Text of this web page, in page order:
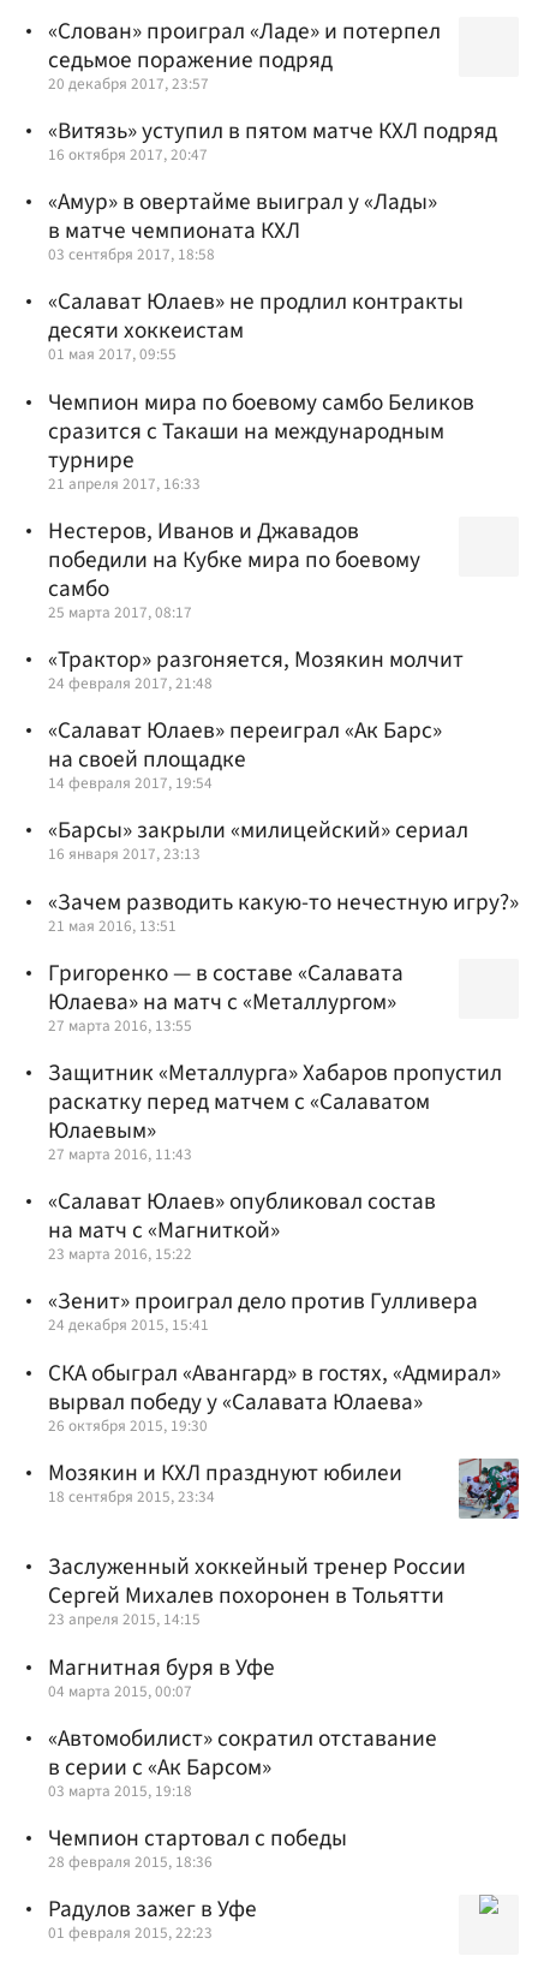
«Слован» проиграл «Ладе» и потерпел
седьмое поражение подряд
20 декабря 2017, 23:57
«Витязь» уступил в пятом матче КХЛ подряд
16 октября 2017, 20:47
«Амур» в овертайме выиграл у «Лады»
в матче чемпионата КХЛ
03 сентября 2017, 18:58
«Салават Юлаев» не продлил контракты
десяти хоккеистам
01 мая 2017, 09:55
Чемпион мира по боевому самбо Беликов
сразится с Такаши на международным
турнире
21 апреля 2017, 16:33
Нестеров, Иванов и Джавадов
победили на Кубке мира по боевому
самбо
25 марта 2017, 08:17
«Трактор» разгоняется, Мозякин молчит
24 февраля 2017, 21:48
«Салават Юлаев» переиграл «Ак Барс»
на своей площадке
14 февраля 2017, 19:54
«Барсы» закрыли «милицейский» сериал
16 января 2017, 23:13
«Зачем разводить какую-то нечестную игру?»
21 мая 2016, 13:51
Григоренко — в составе «Салавата
Юлаева» на матч с «Металлургом»
27 марта 2016, 13:55
Защитник «Металлурга» Хабаров пропустил
раскатку перед матчем с «Салаватом
Юлаевым»
27 марта 2016, 11:43
«Салават Юлаев» опубликовал состав
на матч с «Магниткой»
23 марта 2016, 15:22
«Зенит» проиграл дело против Гулливера
24 декабря 2015, 15:41
СКА обыграл «Авангард» в гостях, «Адмирал»
вырвал победу у «Салавата Юлаева»
26 октября 2015, 19:30
Мозякин и КХЛ празднуют юбилеи
18 сентября 2015, 23:34
Заслуженный хоккейный тренер России
Сергей Михалев похоронен в Тольятти
23 апреля 2015, 14:15
Магнитная буря в Уфе
04 марта 2015, 00:07
«Автомобилист» сократил отставание
в серии с «Ак Барсом»
03 марта 2015, 19:18
Чемпион стартовал с победы
28 февраля 2015, 18:36
Радулов зажег в Уфе
01 февраля 2015, 22:23